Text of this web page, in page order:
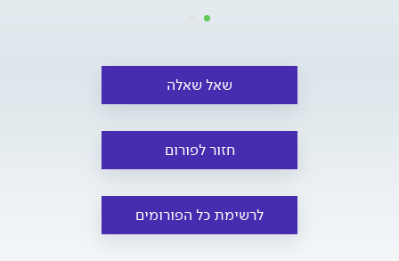
שאל שאלה
חזור לפורום
לרשימת כל הפורומים